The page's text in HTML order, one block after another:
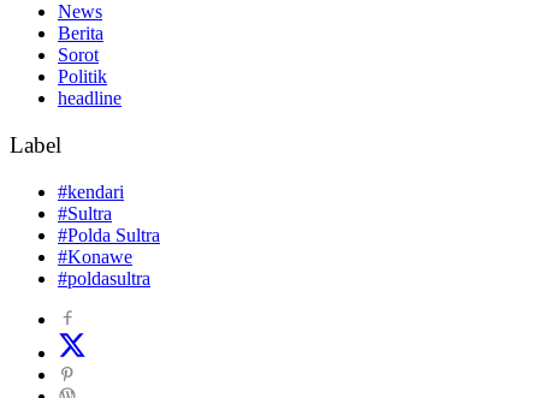
News
Berita
Sorot
Politik
headline
Label
#kendari
#Sultra
#Polda Sultra
#Konawe
#poldasultra